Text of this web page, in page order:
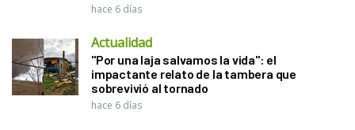
hace 6 días
Actualidad
"Por una laja salvamos la vida": el
impactante relato de la tambera que
sobrevivió al tornado
hace 6 días